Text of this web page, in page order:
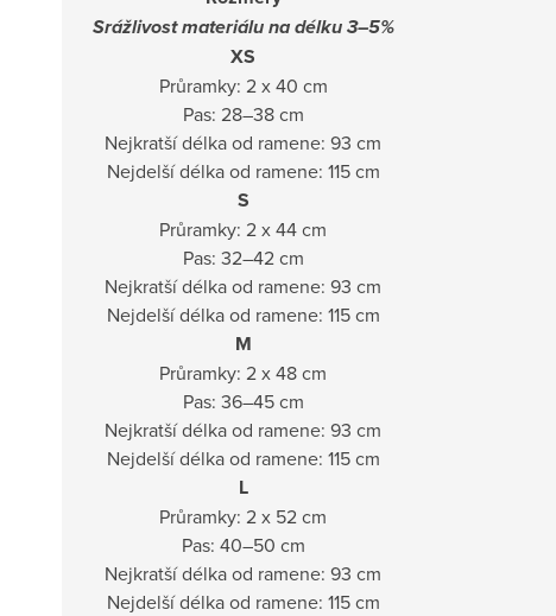
Srážlivost materiálu na délku 3–5%
XS
Průramky: 2 x 40 cm
Pas: 28–38 cm
Nejkratší délka od ramene: 93 cm
Nejdelší délka od ramene: 115 cm
S
Průramky: 2 x 44 cm
Pas: 32–42 cm
Nejkratší délka od ramene: 93 cm
Nejdelší délka od ramene: 115 cm
M
Průramky: 2 x 48 cm
Pas: 36–45 cm
Nejkratší délka od ramene: 93 cm
Nejdelší délka od ramene: 115 cm
L
Průramky: 2 x 52 cm
Pas: 40–50 cm
Nejkratší délka od ramene: 93 cm
Nejdelší délka od ramene: 115 cm